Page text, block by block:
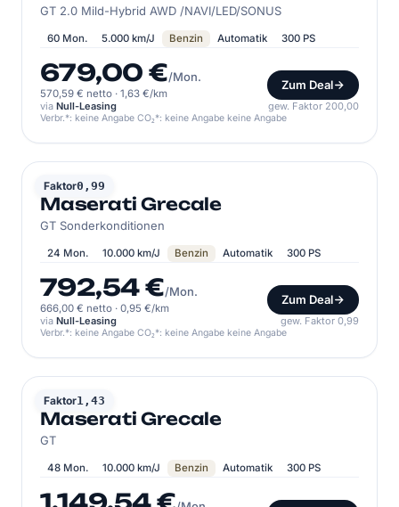
GT 2.0 Mild-Hybrid AWD /NAVI/LED/SONUS
60 Mon. 5.000 km/J Benzin Automatik 300 PS
679,00 €/Mon.
570,59 € netto · 1,63 €/km
Zum Deal
via Null-Leasing gew. Faktor 200,00
Verbr.*: keine Angabe CO₂*: keine Angabe keine Angabe
Faktor0,99
MASERATI
Maserati Grecale
GT Sonderkonditionen
24 Mon. 10.000 km/J Benzin Automatik 300 PS
792,54 €/Mon.
666,00 € netto · 0,95 €/km
Zum Deal
via Null-Leasing gew. Faktor 0,99
Verbr.*: keine Angabe CO₂*: keine Angabe keine Angabe
Faktor1,43
MASERATI
Maserati Grecale
GT
48 Mon. 10.000 km/J Benzin Automatik 300 PS